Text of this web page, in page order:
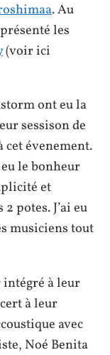
. Au
les
(voir ici
ont eu la
sessison de
évenement.
le bonheur
et
potes. J’ai eu
musiciens tout
intégré à leur
à leur
avec
Noé Benita